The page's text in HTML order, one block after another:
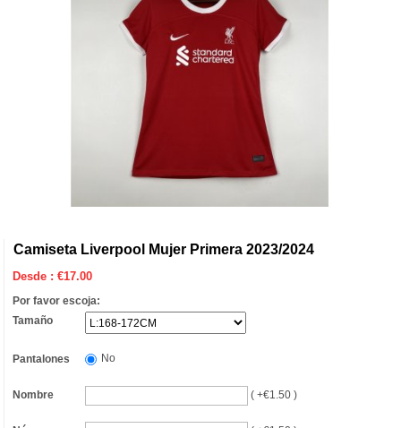
Camiseta Liverpool Mujer Primera 2023/2024
Desde :€17.00
Por favor escoja:
Tamaño
Pantalones No
Nombre ( +€1.50 )